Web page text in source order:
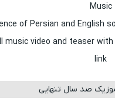
Music
of Persian and English
music video and teaser
link
صد سال تنهایی